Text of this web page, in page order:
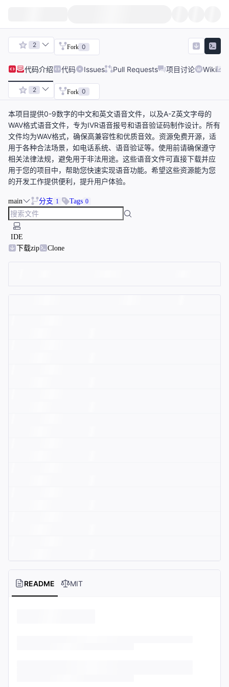
2 Fork 0
代码介绍 代码 Issues Pull Requests 项目讨论 Wiki
2 Fork 0
本项目提供0-9数字的中文和英文语音文件，以及A-Z英文字母的
WAV格式语音文件，专为IVR语音报号和语音验证码制作设计。所有
文件均为WAV格式，确保高兼容性和优质音效。资源免费开源，适
用于各种合法场景，如电话系统、语音验证等。使用前请确保遵守
相关法律法规，避免用于非法用途。这些语音文件可直接下载并应
用于您的项目中，帮助您快速实现语音功能。希望这些资源能为您
的开发工作提供便利，提升用户体验。
main 分支 1 Tags 0
IDE
下载zip
Clone
README MIT